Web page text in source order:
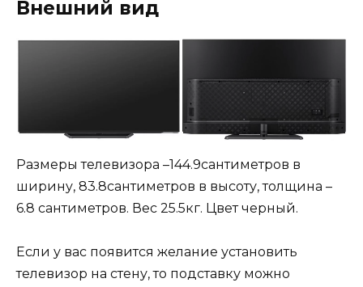
Внешний вид
Размеры телевизора –144.9сантиметров в
ширину, 83.8сантиметров в высоту, толщина –
6.8 сантиметров. Вес 25.5кг. Цвет черный.
Если у вас появится желание установить
телевизор на стену, то подставку можно